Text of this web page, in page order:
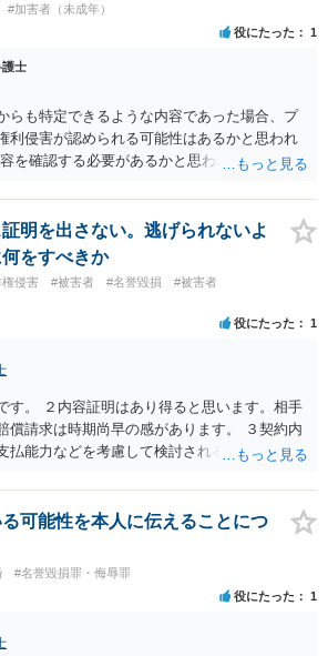
#加害者（未成年）
役にたった 1
護士
らも特定できるような内容であった場合、プ
利侵害が認められる可能性はあるかと思われ
を確認する必要があるかと思われますので、
明を出さない。逃げられないよ
をすべきか
侵害 #被害者 #名誉毀損
#被害者
役にたった 1
す。 ２内容証明はあり得ると思います。相手
償請求は時期尚早の感があります。 ３契約内
払能力などを考慮して検討されるとよいでし
、認められるのはごく一部です。 ５事案の詳
延損害金の発生なども確認するとよいでしょ
本化して、直接連絡を避けることも方法の一
可能性を本人に伝えることにつ
#名誉毀損罪・侮辱罪
役にたった 1